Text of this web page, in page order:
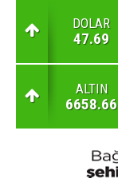
DOLAR
47.69
ALTIN
6658.66